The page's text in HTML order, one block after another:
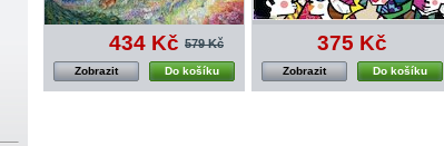
434 Kč 579 Kč
Do košíku
Zobrazit
375 Kč
Do košíku
Zobrazit